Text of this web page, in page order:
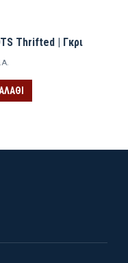
Thrifted | Γκρι